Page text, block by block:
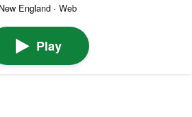
England · Web
Play